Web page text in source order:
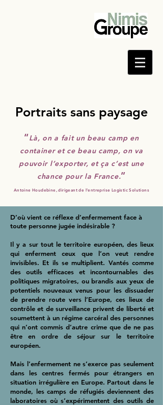
Portraits sans paysage
“Là, on a fait un beau camp en
container et ce beau camp, on va
pouvoir l’exporter, et ça c’est une
chance pour la France.”
Antoine Houdebine, dirigeant de l’entreprise Logistic Solutions
D’où vient ce réflexe d’enfermement face à
toute personne jugée indésirable ?
Il y a sur tout le territoire européen, des lieux
qui enferment ceux que l’on veut rendre
invisibles. Et ils se multiplient. Vantés comme
des outils efficaces et incontournables des
politiques migratoires, ou brandis aux yeux de
potentiels nouveaux venus pour les dissuader
de prendre route vers l’Europe, ces lieux de
contrôle et de surveillance privent de liberté et
soumettent à un régime carcéral des personnes
qui n’ont commis d’autre crime que de ne pas
être en ordre de séjour sur le territoire
européen.
Mais l’enfermement ne s’exerce pas seulement
dans les centres fermés pour étrangers en
situation irrégulière en Europe. Partout dans le
monde, les camps de réfugiés deviennent des
laboratoires où s’expérimentent des outils de